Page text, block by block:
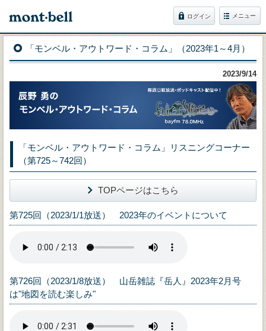
ログイン メニュー
「モンベル・アウトワード・コラム」（2023年1～4月）
2023/9/14
「モンベル・アウトワード・コラム」リスニングコーナー
（第725～742回）
TOPページはこちら
第725回（2023/1/1放送） 2023年のイベントについて
第726回（2023/1/8放送） 山岳雑誌『岳人』2023年2月号
は"地図を読む楽しみ"